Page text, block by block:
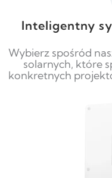
Inteligentny
Wybierz spośród
solarnych, które
konkretnych